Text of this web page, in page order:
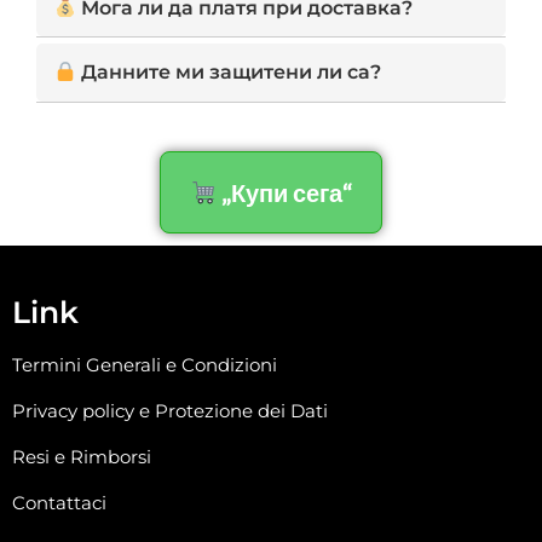
е в добро и ненарушено състояние.
всяко време. При бъдещи проблеми ще
предложим безплатен ремонт или замяна.
Мога ли да платя при доставка?
самата доставка.
Данните ми защитени ли са?
ти са наш приоритет. Данните ти се
обработват според изискванията на GDPR.
„Купи сега“
Link
Termini Generali e Condizioni
Privacy policy e Protezione dei Dati
Resi e Rimborsi
Contattaci